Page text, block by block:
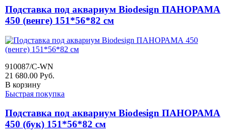
Подставка под аквариум Biodesign ПАНОРАМА
450 (венге) 151*56*82 см
910087/C-WN
21 680.00 Руб.
В корзину
Быстрая покупка
Подставка под аквариум Biodesign ПАНОРАМА
450 (бук) 151*56*82 см